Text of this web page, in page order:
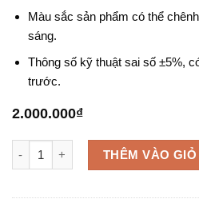
Màu sắc sản phẩm có thể
sáng.
Thông số kỹ thuật sai số ±5%,
trước.
2.000.000₫
Bàn gấp chân sắt BHL12 số lượng
THÊM VÀO